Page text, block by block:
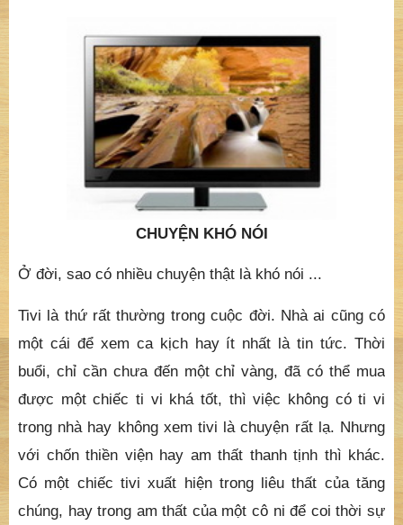
CHUYỆN KHÓ NÓI
Ở đời, sao có nhiều chuyện thật là khó nói ...
Tivi là thứ rất thường trong cuộc đời. Nhà ai cũng có
một cái để xem ca kịch hay ít nhất là tin tức. Thời
buổi, chỉ cần chưa đến một chỉ vàng, đã có thể mua
được một chiếc ti vi khá tốt, thì việc không có ti vi
trong nhà hay không xem tivi là chuyện rất lạ. Nhưng
với chốn thiền viện hay am thất thanh tịnh thì khác.
Có một chiếc tivi xuất hiện trong liêu thất của tăng
chúng, hay trong am thất của một cô ni để coi thời sự